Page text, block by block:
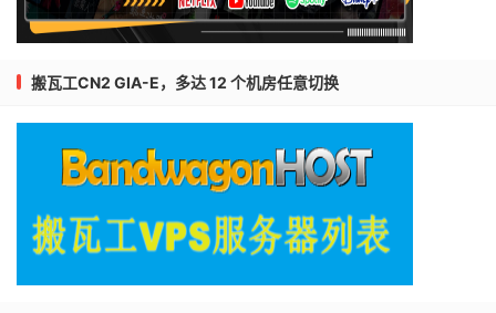
搬瓦工CN2 GIA-E，多达 12 个机房任意切换